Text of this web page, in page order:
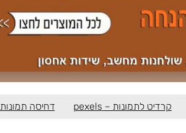
קרדיט לתמונות – pexels דחיסה תמונות